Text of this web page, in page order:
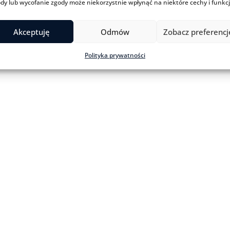
lub wycofanie zgody może niekorzystnie wpłynąć na niektóre cechy i
Akceptuję Odmów Zobacz
Polityka prywatności